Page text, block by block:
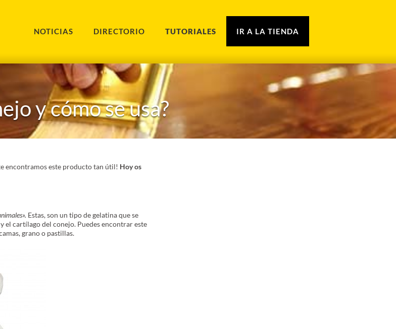
NOTICIAS DIRECTORIO TUTORIALES IR A LA TIENDA
y cómo se usa?
encontramos este producto tan útil! Hoy os
Estas, son un tipo de gelatina que se
el cartílago del conejo. Puedes encontrar este
grano o pastillas.